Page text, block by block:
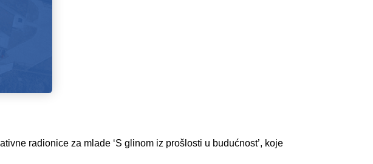
radionice za mlade ‘S glinom iz prošlosti u budućnost’, koje